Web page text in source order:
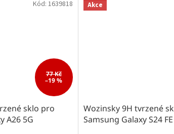
77 Kč
–19 %
sklo pro
A26 5G
Kód: 1639818 Akce
Wozinsky 9H tvrzené
Samsung Galaxy S24 FE